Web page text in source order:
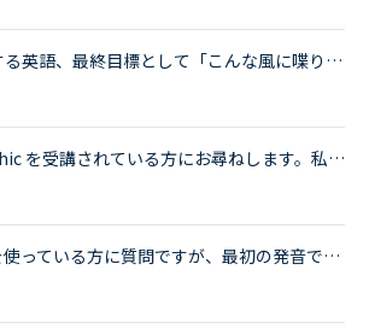
みなさんが理想とする英語、最終目標として「こんな風に喋りたい」と思う英語はどんな(だれの)英語ですか？私は、アメリカアクセントとイギリスRPの中間くらいの英語がよいな、とぼんやり考えていたのですが、最...
National Geographic を受講されている方にお尋ねします。私はNC入会して約1年半、メインで受講しているのはカランメソッドで、ほぼ毎日受講しています。それ以外には不定期で、世界一周旅行、TOEIC600、スタサプ...
デイリーニュースを使っている方に質問ですが、最初の発音でアメリカ音声とイギリス音声どっち使ってますか？フィリピン人の先生だと「アメリカ音声でいい？」と聞かれることが多いのでいつもアメリカ音声オンリ...